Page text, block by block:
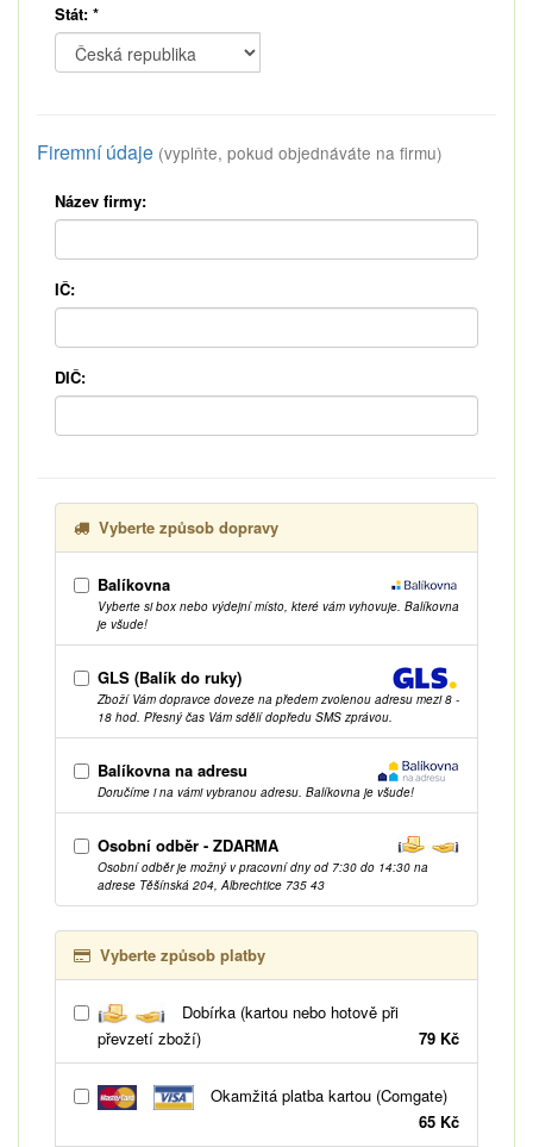
Stát: *
Firemní údaje (vyplňte, pokud objednáváte na firmu)
Název firmy:
IČ:
DIČ:
Vyberte způsob dopravy
Balíkovna
Vyberte si box nebo výdejní místo, které vám vyhovuje. Balíkovna
je všude!
GLS (Balík do ruky)
Zboží Vám dopravce doveze na předem zvolenou adresu mezi 8 -
18 hod. Přesný čas Vám sdělí dopředu SMS zprávou.
Balíkovna na adresu
Doručíme i na vámi vybranou adresu. Balíkovna je všude!
Osobní odběr - ZDARMA
Osobní odběr je možný v pracovní dny od 7:30 do 14:30 na
adrese Těšínská 204, Albrechtice 735 43
Vyberte způsob platby
Dobírka (kartou nebo hotově při
převzetí zboží)
79 Kč
Okamžitá platba kartou (Comgate)
65 Kč